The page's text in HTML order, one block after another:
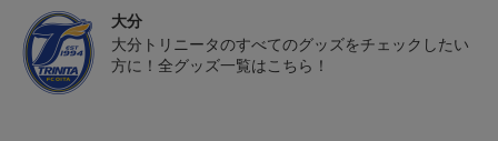
大分
大分トリニータのすべてのグッズをチェックしたい
方に！全グッズ一覧はこちら！